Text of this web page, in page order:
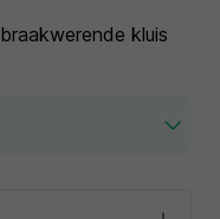
kluis